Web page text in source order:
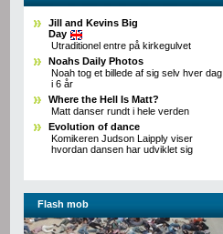
Jill and Kevins Big
Day
Utraditionel entre på kirkegulvet
Noahs Daily Photos
Noah tog et billede af sig selv hver dag
i 6 år
Where the Hell Is Matt?
Matt danser rundt i hele verden
Evolution of dance
Komikeren Judson Laipply viser
hvordan dansen har udviklet sig
Flash mob